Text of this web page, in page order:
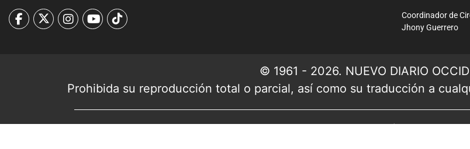
Coordinador de
Jhony Guerrero
© 1961 - 2026. NUEVO DIARIO
Prohibida su reproducción total o parcial, así como su traducción a